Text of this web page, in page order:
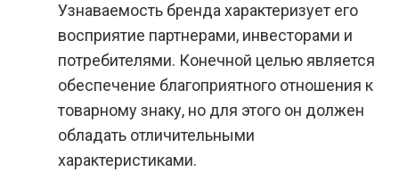
Узнаваемость бренда характеризует его
восприятие партнерами, инвесторами и
потребителями. Конечной целью является
обеспечение благоприятного отношения к
товарному знаку, но для этого он должен
обладать отличительными
характеристиками.